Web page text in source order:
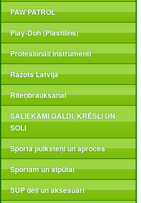
PAW PATROL
Play-Doh (Plastilīns)
Profesionāli instrumenti
Ražots Latvijā
Riteņbraukšanai
SALIEKAMI GALDI, KRĒSLI UN
SOLI
Sporta pulksteņi un aproces
Sportam un atpūtai
SUP dēļi un aksesuāri